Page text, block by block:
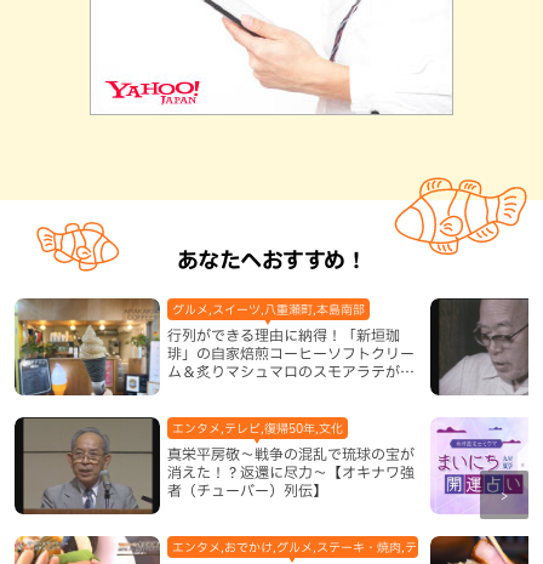
あなたへおすすめ！
行列ができる理由に納得！「新垣珈
琲」の自家焙煎コーヒーソフトクリー
ム＆炙りマシュマロのスモアラテが絶
グルメ,スイーツ,八重瀬町,本島南部
真栄平房敬～戦争の混乱で琉球の宝が
消えた！？返還に尽力～【オキナワ強
者（チューバー）列伝】
エンタメ,テレビ,復帰50年,文化
エンタメ,おでかけ,グルメ,ステーキ・焼肉,テレビ,ホテル,地域,本島